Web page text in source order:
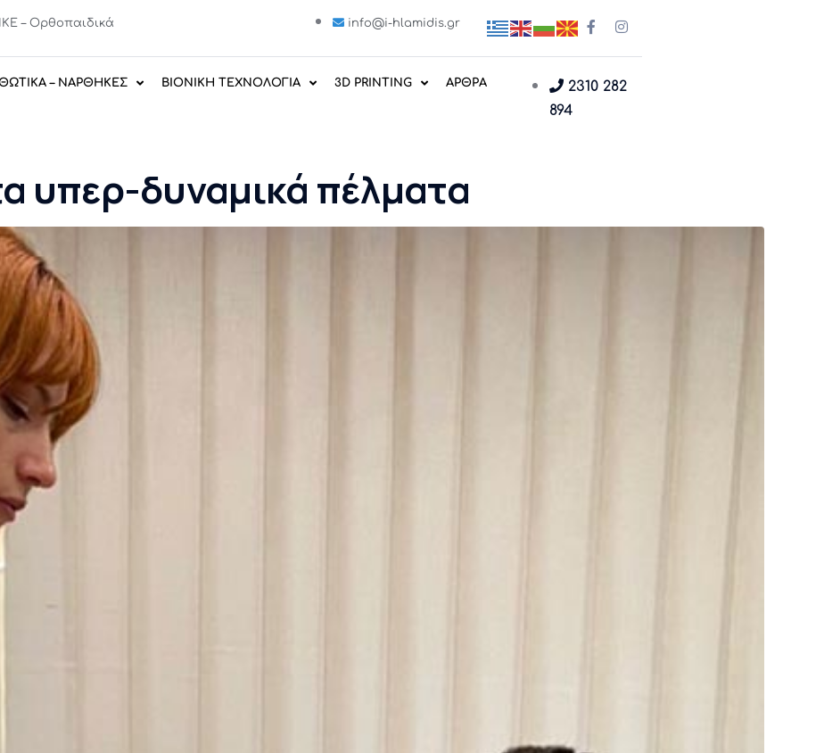
– Ορθοπαιδικά info@i-hlamidis.gr
– ΝΑΡΘΗΚΕΣ ΒΙΟΝΙΚΗ ΤΕΧΝΟΛΟΓΙΑ 3D PRINTING ΑΡΘΡΑ
2310 282
894
υπερ-δυναμικά πέλματα